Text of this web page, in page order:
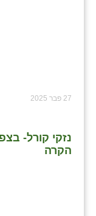
27 פבר 2025
נזקי קורל-
הקרה